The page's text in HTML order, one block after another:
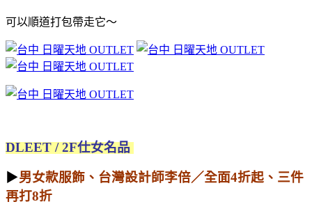
可以順道打包帶走它～
DLEET / 2F仕女名品
▶男女款服飾、台灣設計師李倍／全面4折起、三件
再打8折